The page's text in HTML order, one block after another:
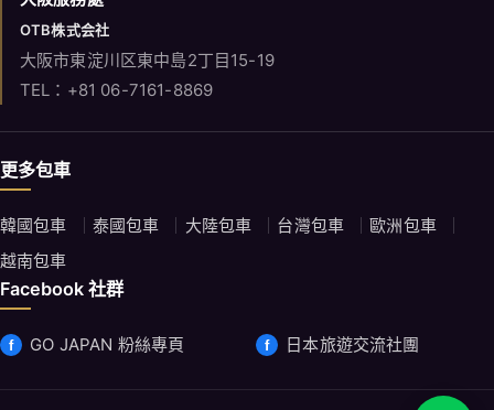
OTB株式会社
大阪市東淀川区東中島2丁目15-19
TEL：+81 06-7161-8869
更多包車
韓國包車 泰國包車 大陸包車 台灣包車
歐洲包車
越南包車
Facebook 社群
GO JAPAN 粉絲專頁 日本旅遊交流社團